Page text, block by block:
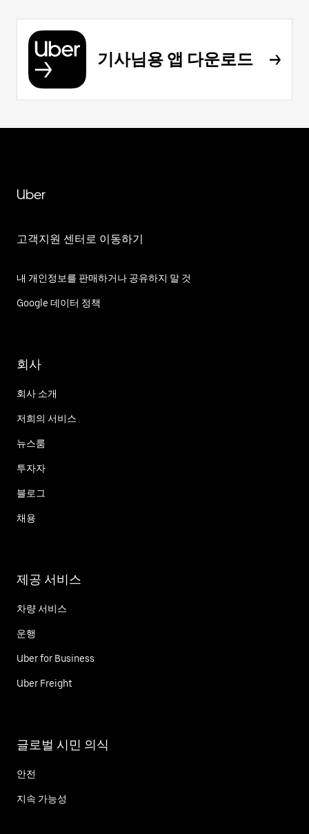
기사님용 앱 다운로드
Uber
고객지원 센터로 이동하기
내 개인정보를 판매하거나 공유하지 말 것
Google 데이터 정책
회사
회사 소개
저희의 서비스
뉴스룸
투자자
블로그
채용
제공 서비스
차량 서비스
운행
Uber for Business
Uber Freight
글로벌 시민 의식
안전
지속 가능성